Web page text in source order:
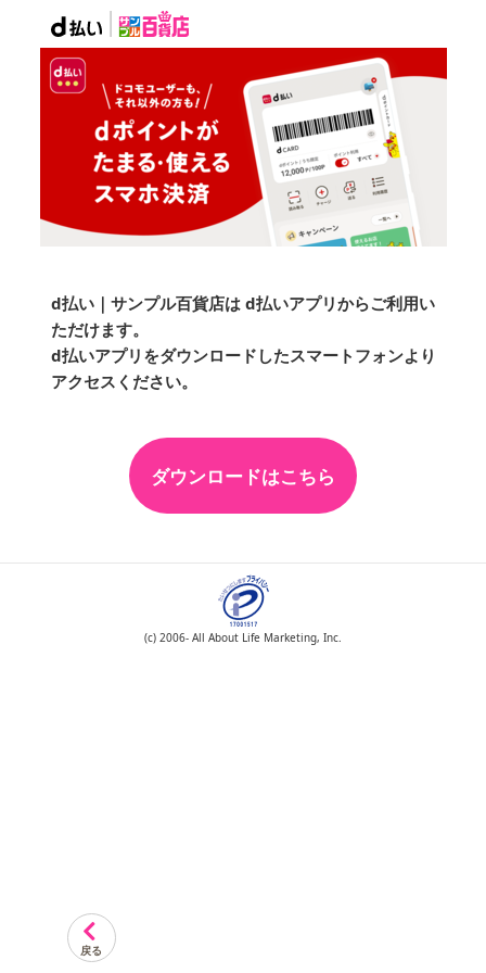
d払い｜サンプル百貨店は d払いアプリからご利用い
ただけます。
d払いアプリをダウンロードしたスマートフォンより
アクセスください。
ダウンロードはこちら
(c) 2006- All About Life Marketing, Inc.
戻る